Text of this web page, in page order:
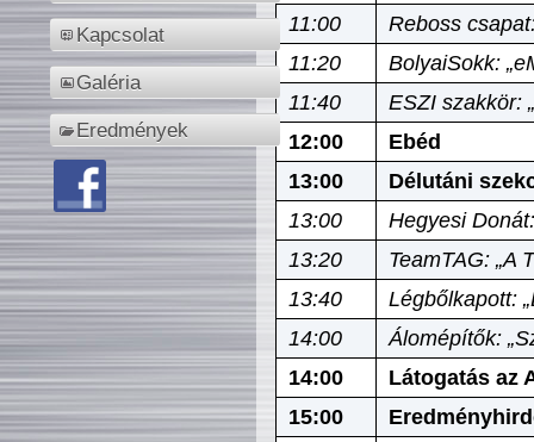
Kapcsolat
Galéria
Eredmények
11:00
Reboss
11:20
BolyaiSokk:
11:40
ESZI szakkör:
12:00
Ebéd
13:00
Délutáni
13:00
Hegyesi
13:20
TeamTAG: „A
13:40
Légbőlkapott:
14:00
Álomépítők:
14:00
Látogatás az
15:00